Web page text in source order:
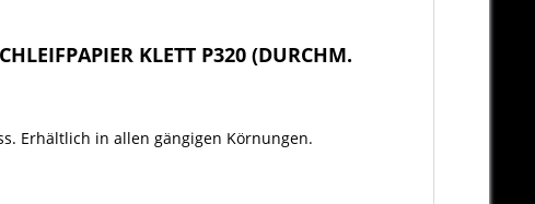
KLETT P320 (DURCHM.
Erhältlich in allen gängigen Körnungen.